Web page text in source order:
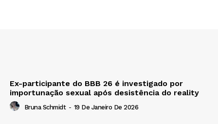
Ex-participante do BBB 26 é investigado por
importunação sexual após desistência do reality
Bruna Schmidt - 19 De Janeiro De 2026